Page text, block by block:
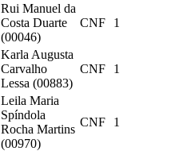
Rui Manuel da
Costa Duarte
(00046)
CNF 1
Karla Augusta
Carvalho
Lessa (00883)
CNF 1
Leila Maria
Spíndola
Rocha Martins
(00970)
CNF 1